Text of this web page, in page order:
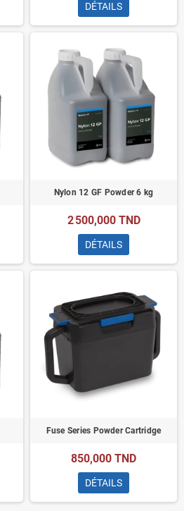
DÉTAILS
Nylon 12 GF Powder 6 kg
2 500,000 TND
DÉTAILS
Fuse Series Powder Cartridge
850,000 TND
DÉTAILS